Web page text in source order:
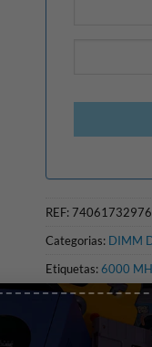
REF:
Categorias: DIMM
Etiquetas:6000